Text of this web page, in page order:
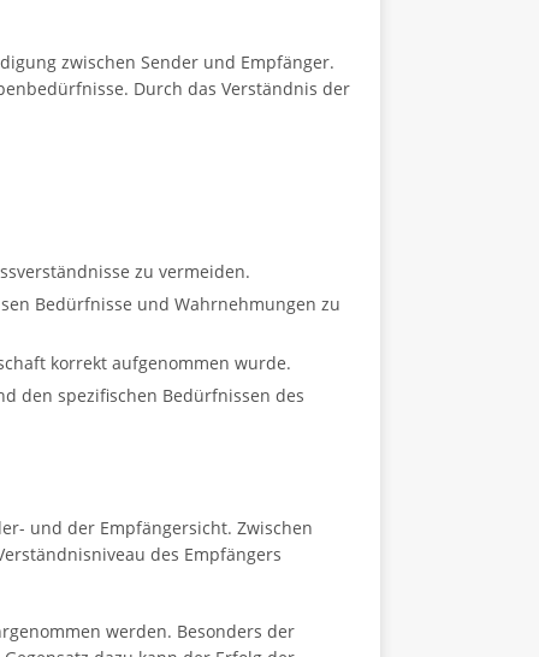
zwischen Sender und Empfänger.
Durch das Verständnis der
zu vermeiden.
Bedürfnisse und Wahrnehmungen zu
korrekt aufgenommen wurde.
den spezifischen Bedürfnissen des
und der Empfängersicht. Zwischen
des Empfängers
werden. Besonders der